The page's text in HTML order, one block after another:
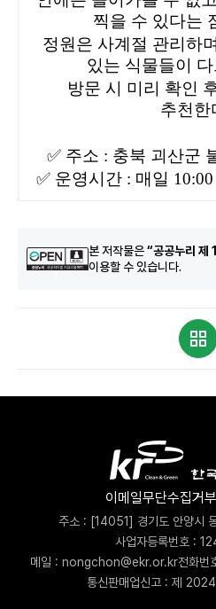
찍을 수 있다는
정원은 사계절 관리하
있는 식물들이
방문 시 미리 확인
추천한
✅ 주소 : 충북 괴산군
✅ 운영시간 : 매일
본 저작물은“공공누리 제
이용할 수 있습니다.
이메일무단수집거부
주소 : [14051] 경기도 안양시
사업자등록번호 :
메일 : nongchon@ekr.or.kr전화
통신판매업신고 : 제